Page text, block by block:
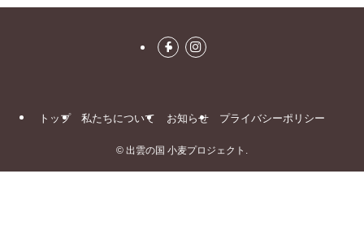
トップ 私たちについて お知らせ プライバシーポリシー
© 出雲の国 小麦プロジェクト.